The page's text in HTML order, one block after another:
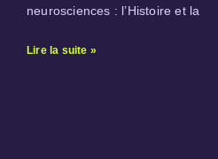
neurosciences : l’Histoire et la
Lire la suite »